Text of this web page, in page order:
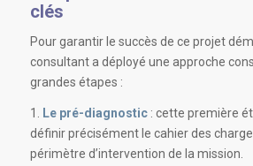
clés
Pour garantir le succès de ce projet
consultant a déployé une approche
grandes étapes :
1. Le pré-diagnostic: cette première
définir précisément le cahier des
périmètre d’intervention de la mission.